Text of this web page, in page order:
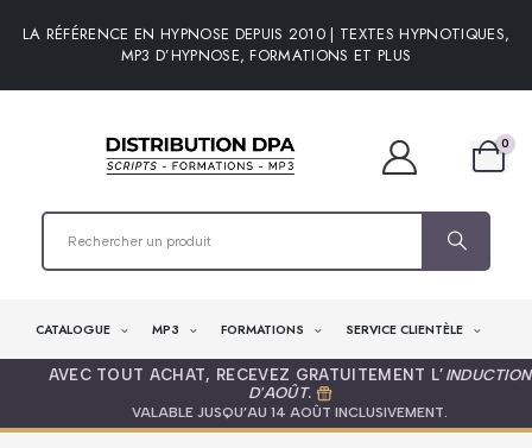
LA RÉFÉRENCE EN HYPNOSE DEPUIS 2010 | TEXTES HYPNOTIQUES,
MP3 D’HYPNOSE, FORMATIONS ET PLUS
0
CATALOGUE MP3 FORMATIONS SERVICE CLIENTÈLE
AVEC TOUT ACHAT, RECEVEZ GRATUITEMENT L’ INDUCTION
D'AOÛT.
VALABLE JUSQU’AU 14 AOÛT INCLUSIVEMENT.